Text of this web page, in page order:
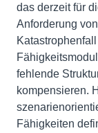
das derzeit für
Anforderung
fehlende
kompensieren.
Fähigkeiten